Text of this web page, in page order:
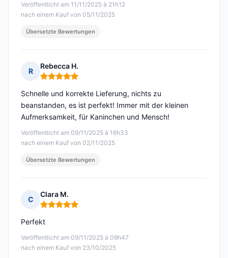
Veröffentlicht am 11/11/2025 à 21h12
nach einem Kauf von 05/11/2025
Übersetzte Bewertungen
R
Rebecca H.
Hinweis: 5 von 5
Veröffentlicht am 09/11/2025 à 16h33
nach einem Kauf von 02/11/2025
Schnelle und korrekte Lieferung, nichts zu
beanstanden, es ist perfekt! Immer mit der kleinen
Aufmerksamkeit, für Kaninchen und Mensch!
Übersetzte Bewertungen
C
Clara M.
Hinweis: 5 von 5
Veröffentlicht am 09/11/2025 à 09h47
nach einem Kauf von 23/10/2025
Perfekt